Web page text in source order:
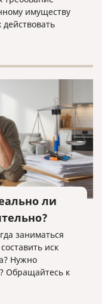
имуществу
когда
ли
заниматься
иск
Нужно
Обращайтесь к